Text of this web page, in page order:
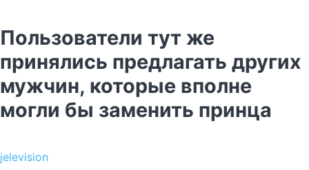
Пользователи тут же
принялись предлагать других
мужчин, которые вполне
могли бы заменить принца
jelevision